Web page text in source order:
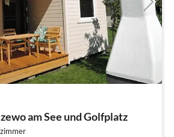
am See und Golfplatz